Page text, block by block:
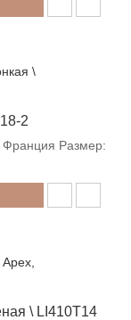
2
Франция Размер:
\ LI410T14